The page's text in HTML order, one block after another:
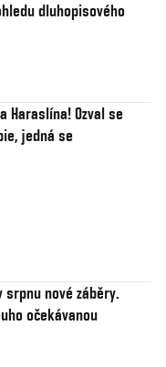
dluhopisového
Haraslína! Ozval se
jedná se
srpnu nové záběry.
očekávanou